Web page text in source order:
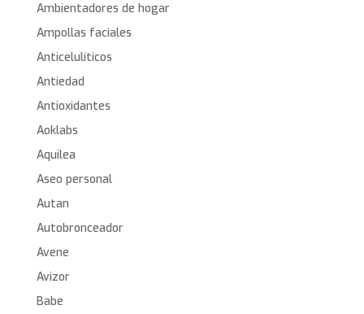
Ambientadores de hogar
Ampollas faciales
Anticelulíticos
Antiedad
Antioxidantes
Aoklabs
Aquilea
Aseo personal
Autan
Autobronceador
Avene
Avizor
Babe